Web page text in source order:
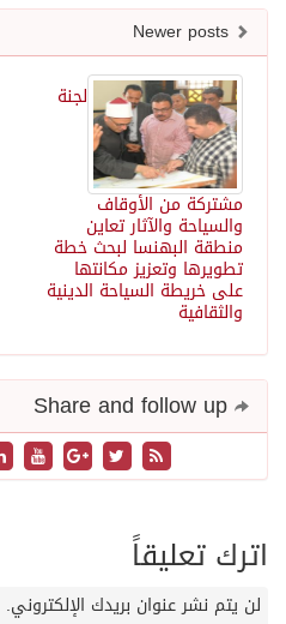
لجنة
مشتركة من الأوقاف
والسياحة والآثار تعاين
منطقة البهنسا لبحث خطة
تطويرها وتعزيز مكانتها
على خريطة السياحة الدينية
والثقافية
اترك تعليقاً
لن يتم نشر عنوان بريدك الإلكتروني.